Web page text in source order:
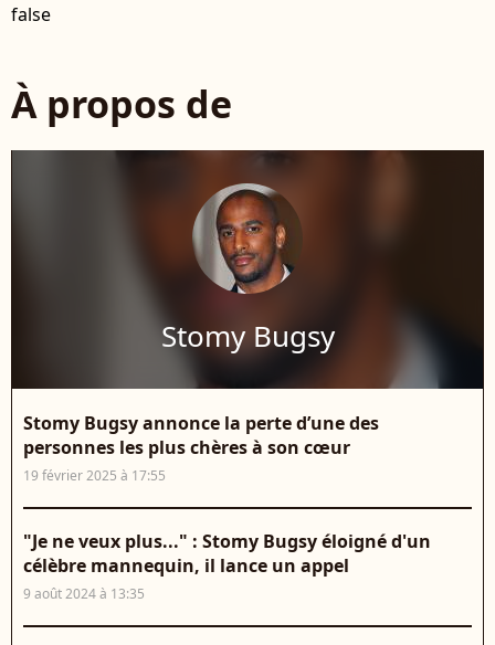
false
À propos de
Stomy Bugsy
Stomy Bugsy annonce la perte d’une des
personnes les plus chères à son cœur
19 février 2025 à 17:55
"Je ne veux plus..." : Stomy Bugsy éloigné d'un
célèbre mannequin, il lance un appel
9 août 2024 à 13:35